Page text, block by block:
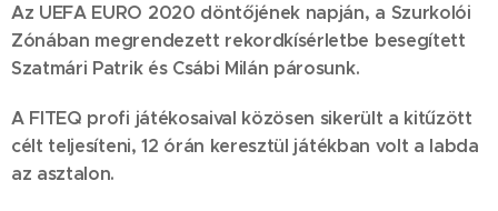
Az UEFA EURO 2020 döntőjének napján, a Szurkolói
Zónában megrendezett rekordkísérletbe besegített
Szatmári Patrik és Csábi Milán párosunk.
A FITEQ profi játékosaival közösen sikerült a kitűzött
célt teljesíteni, 12 órán keresztül játékban volt a labda
az asztalon.